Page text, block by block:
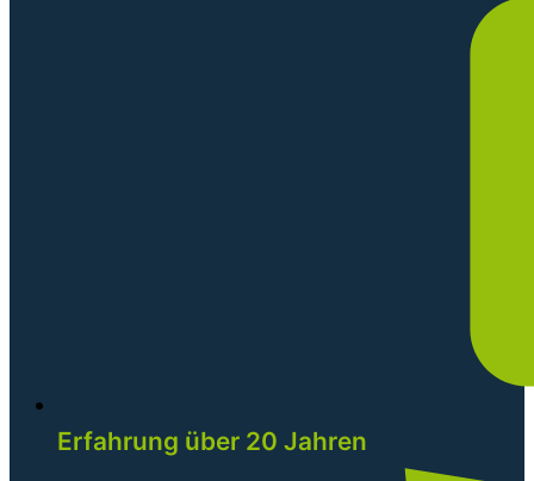
Erfahrung über 20 Jahren